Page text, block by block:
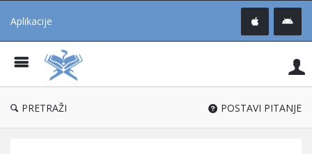
Aplikacije
®
PRETRAŽI POSTAVI PITANJE